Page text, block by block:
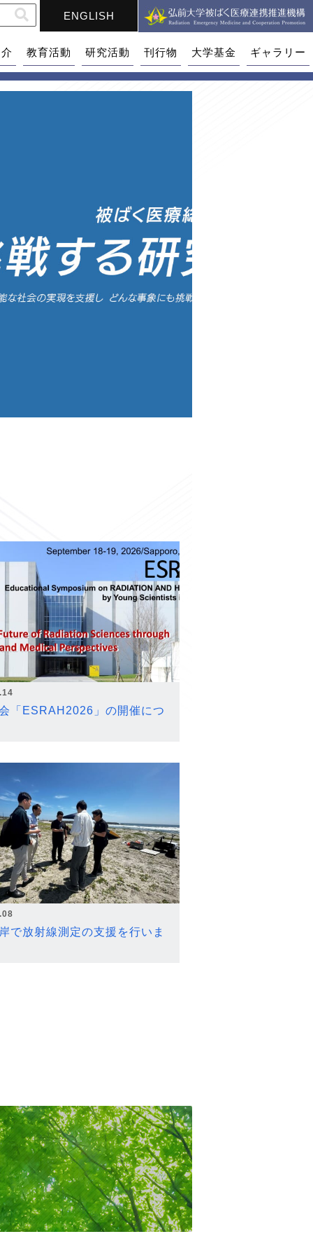
ENGLISH
教育活動 研究活動 刊行物 大学基金 ギャラリー
「ESRAH2026」の開催につ
で放射線測定の支援を行いま